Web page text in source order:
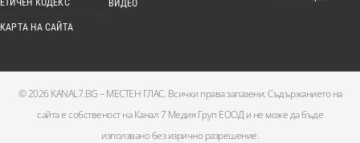
КАРТА НА САЙТА
ВИДЕО
© 2026 KANAL7.BG – МЕСТЕН ГЛАС. Всички права запазени. Съдържанието на
сайта е собственост на Канал 7 Медия Груп ЕООД и не може да бъде
използвано без изрично разрешение.